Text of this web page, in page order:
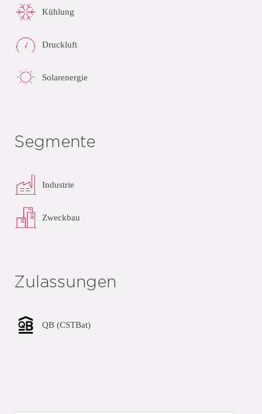
Kühlung
Druckluft
Solarenergie
Segmente
Industrie
Zweckbau
Zulassungen
QB (CSTBat)